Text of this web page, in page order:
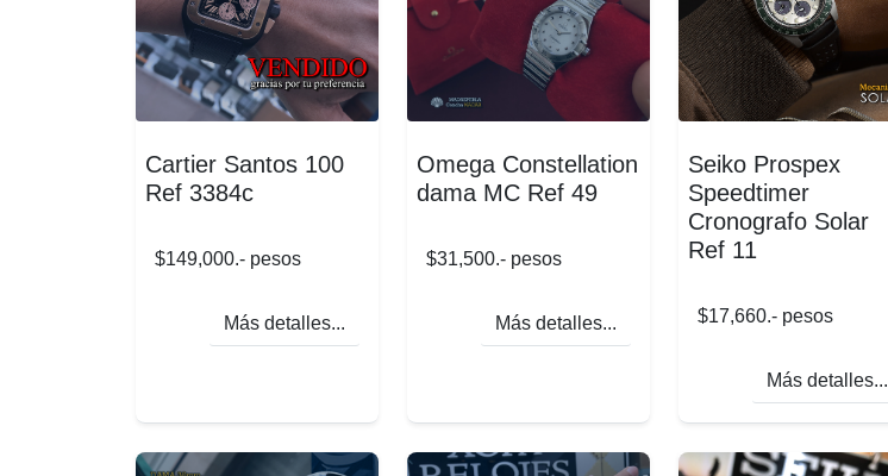
Cartier Santos 100
Ref 3384c
$149,000.- pesos
Más detalles...
Omega Constellation
dama MC Ref 49
$31,500.- pesos
Más detalles...
Seiko Prospex
Speedtimer
Cronografo Solar
Ref 11
$17,660.- pesos
Más detalles...